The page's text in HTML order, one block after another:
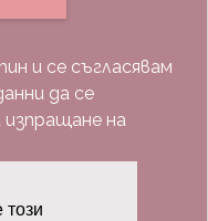
този
и се съгласявам
да се
на